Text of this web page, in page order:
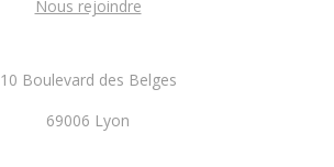
Nous rejoindre
10 Boulevard des Belges
69006 Lyon